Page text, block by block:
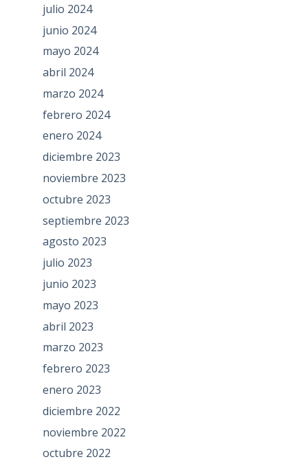
julio 2024
junio 2024
mayo 2024
abril 2024
marzo 2024
febrero 2024
enero 2024
diciembre 2023
noviembre 2023
octubre 2023
septiembre 2023
agosto 2023
julio 2023
junio 2023
mayo 2023
abril 2023
marzo 2023
febrero 2023
enero 2023
diciembre 2022
noviembre 2022
octubre 2022